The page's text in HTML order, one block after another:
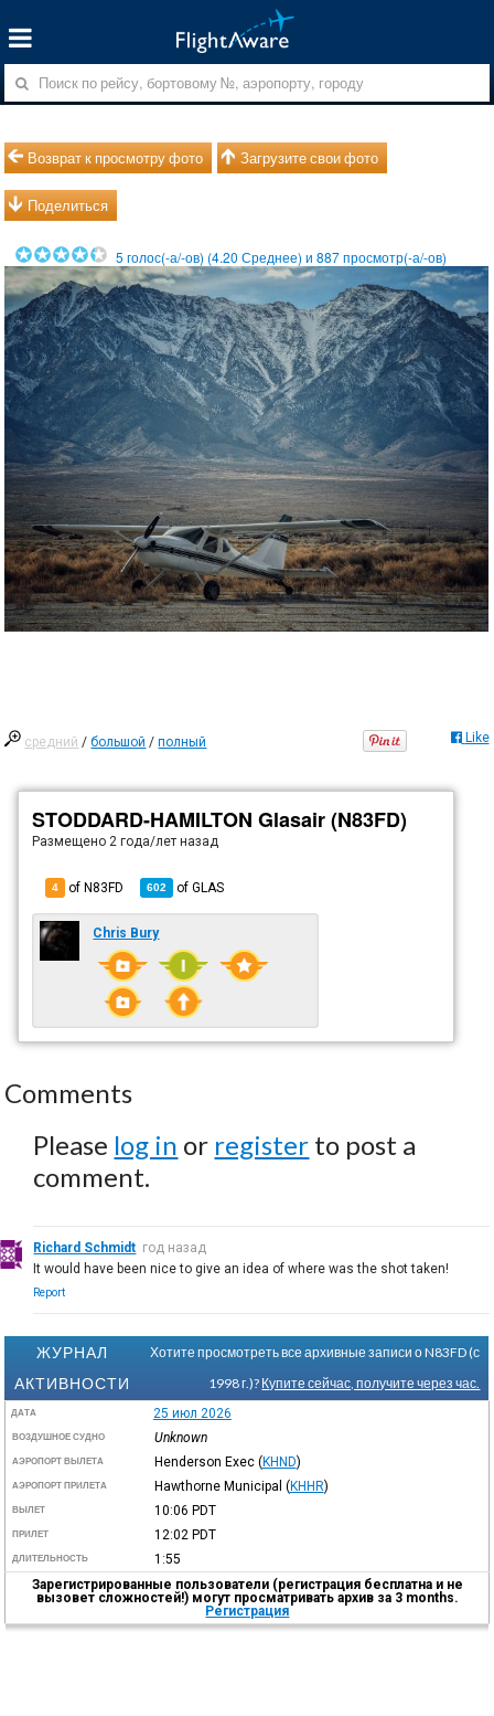
Возврат к просмотру фото Загрузите свои фото
Поделиться
5 голос(-а/-ов) (4.20 Среднее) и887просмотр(-а/-ов)
средний /большой /полный Like
STODDARD-HAMILTON Glasair (N83FD)
Размещено 2 года/лет назад
4 of N83FD 602 ofGLAS
Chris Bury
Comments
Please log in or register to post a
comment.
Richard Schmidt год назад
It would have been nice to give an idea of where was the shot taken!
Report
ЖУРНАЛ
АКТИВНОСТИ
Хотите просмотреть все архивные записи о N83FD (с
1998 г.)? Купите сейчас, получите через час.
ДАТА 25 июл 2026
ВОЗДУШНОЕ СУДНО Unknown
АЭРОПОРТ ВЫЛЕТА Henderson Exec (KHND)
АЭРОПОРТ ПРИЛЕТА Hawthorne Municipal (KHHR)
ВЫЛЕТ 10:06 PDT
ПРИЛЕТ 12:02 PDT
ДЛИТЕЛЬНОСТЬ
1:55
Зарегистрированные пользователи (регистрация бесплатна и не
вызовет сложностей!) могут просматривать архив за 3 months.
Регистрация